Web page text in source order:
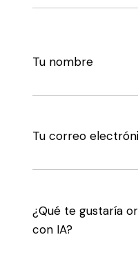
Tu nombre
Tu correo
¿Qué te gustaría
con IA?